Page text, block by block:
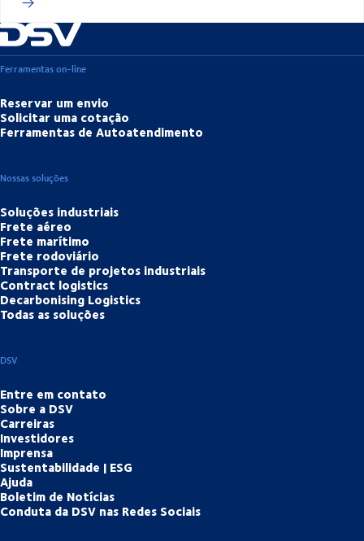
Ferramentas on-line
Reservar um envio
Solicitar uma cotação
Ferramentas de Autoatendimento
Nossas soluções
Soluções industriais
Frete aéreo
Frete marítimo
Frete rodoviário
Transporte de projetos industriais
Contract logistics
Decarbonising Logistics
Todas as soluções
DSV
Entre em contato
Sobre a DSV
Carreiras
Investidores
Imprensa
Sustentabilidade | ESG
Ajuda
Boletim de Notícias
Conduta da DSV nas Redes Sociais